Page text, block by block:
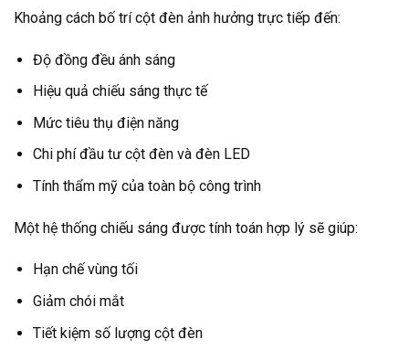
Khoảng cách bố trí cột đèn ảnh hưởng trực tiếp đến:
Độ đồng đều ánh sáng
Hiệu quả chiếu sáng thực tế
Mức tiêu thụ điện năng
Chi phí đầu tư cột đèn và đèn LED
Tính thẩm mỹ của toàn bộ công trình
Một hệ thống chiếu sáng được tính toán hợp lý sẽ giúp:
Hạn chế vùng tối
Giảm chói mắt
Tiết kiệm số lượng cột đèn